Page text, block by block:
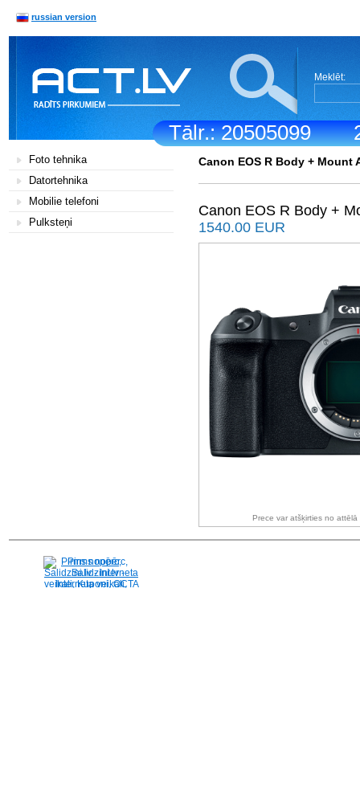
Tālr.: 20505099
russian version
Meklēt:
Foto tehnika
Datortehnika
Mobilie telefoni
Pulksteņi
Canon EOS R Body + Mount
Canon EOS R Body +
1540.00 EUR
Prece var atšķirties no attēlā
Pirms nopērc,
Salidzini.lv - Interneta
veikali, Kuponi, OCTA